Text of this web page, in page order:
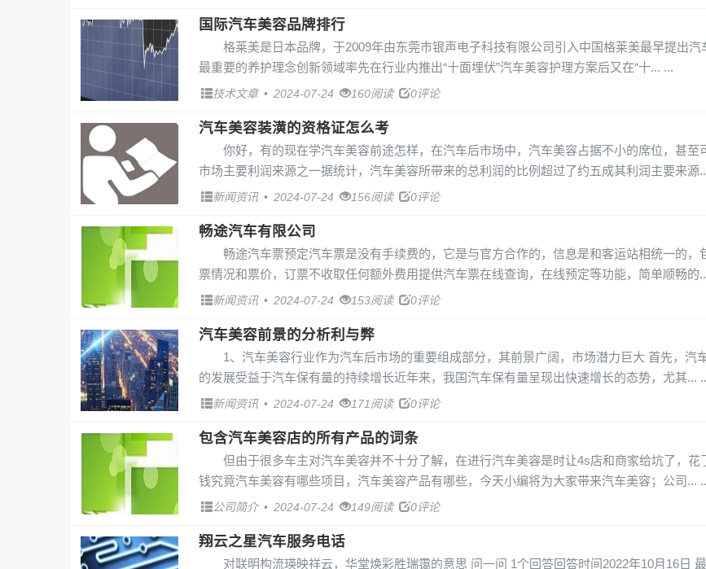
国际汽车美容品牌排行
格莱美是日本品牌，于2009年由东莞市银声电子科技有限公司引入中国格莱美最早提出汽
最重要的养护理念创新领域率先在行业内推出“十面埋伏”汽车美容护理方案后又在“十...
技术文章 • 2024-07-24 160阅读 0评论
汽车美容装潢的资格证怎么考
你好，有的现在学汽车美容前途怎样，在汽车后市场中，汽车美容占据不小的席位，甚至
市场主要利润来源之一据统计，汽车美容所带来的总利润的比例超过了约五成其利润主要来源
新闻资讯 • 2024-07-24 156阅读 0评论
畅途汽车有限公司
畅途汽车票预定汽车票是没有手续费的，它是与官方合作的，信息是和客运站相统一的，
票情况和票价，订票不收取任何额外费用提供汽车票在线查询，在线预定等功能，简单顺畅的
新闻资讯 • 2024-07-24 153阅读 0评论
汽车美容前景的分析利与弊
1、汽车美容行业作为汽车后市场的重要组成部分，其前景广阔，市场潜力巨大 首先，汽
的发展受益于汽车保有量的持续增长近年来，我国汽车保有量呈现出快速增长的态势，尤其...
新闻资讯 • 2024-07-24 171阅读 0评论
包含汽车美容店的所有产品的词条
但由于很多车主对汽车美容并不十分了解，在进行汽车美容是时让4s店和商家给坑了，花
钱究竟汽车美容有哪些项目，汽车美容产品有哪些，今天小编将为大家带来汽车美容；公司...
公司简介 • 2024-07-24 149阅读 0评论
翔云之星汽车服务电话
对联明构流瑛映祥云，华堂焕彩胜瑞霭的意思 问一问 1个回答回答时间2022年10月16日